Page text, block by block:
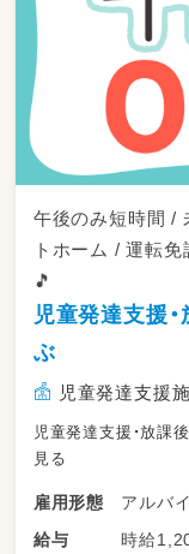
午後のみ短時間 /
トホーム / 運転
🎵
児童発達支援
ぶ
児童発達支援
児童発達支援・放
見る
雇用形態
アルバ
給与
時給